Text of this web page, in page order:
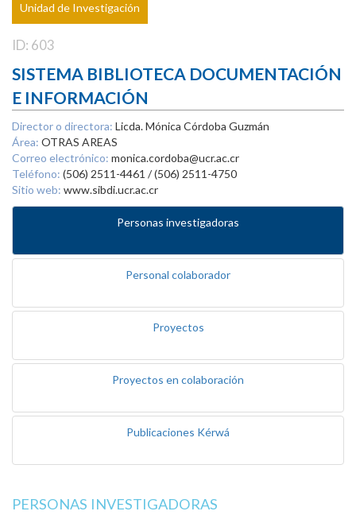
Unidad de Investigación
ID: 603
SISTEMA BIBLIOTECA DOCUMENTACIÓN
E INFORMACIÓN
Director o directora: Licda. Mónica Córdoba Guzmán
Área: OTRAS AREAS
Correo electrónico: monica.cordoba@ucr.ac.cr
Teléfono: (506) 2511-4461 / (506) 2511-4750
Sitio web: www.sibdi.ucr.ac.cr
Personas investigadoras
Personal colaborador
Proyectos
Proyectos en colaboración
Publicaciones Kérwá
PERSONAS INVESTIGADORAS